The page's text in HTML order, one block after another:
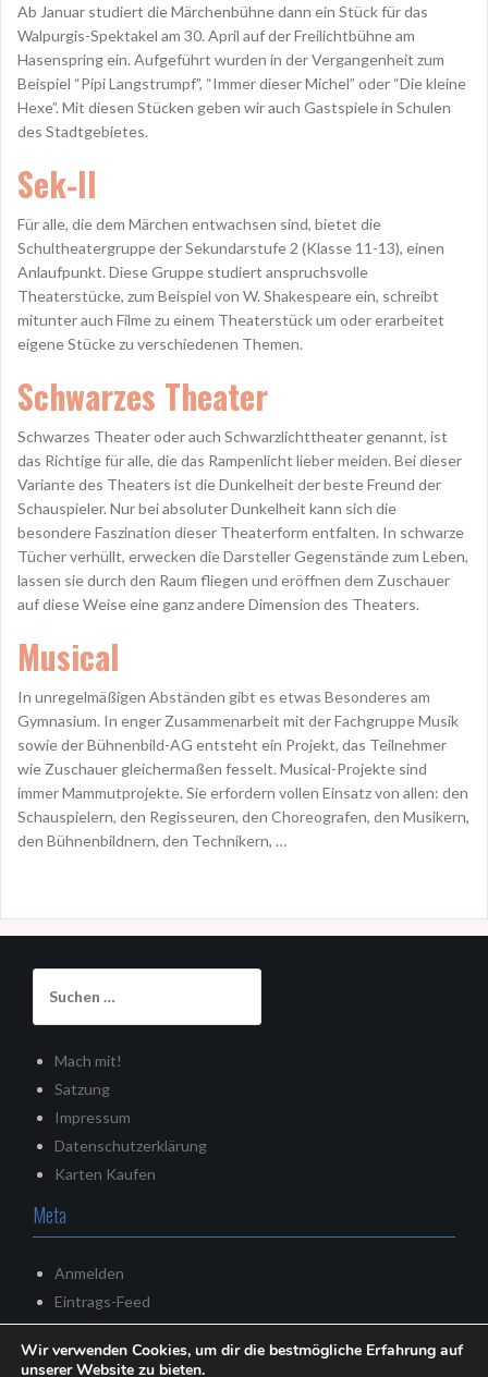
Ab Januar studiert die Märchenbühne dann ein Stück für das
Walpurgis-Spektakel am 30. April auf der Freilichtbühne am
Hasenspring ein. Aufgeführt wurden in der Vergangenheit zum
Beispiel “Pipi Langstrumpf”, “Immer dieser Michel” oder “Die kleine
Hexe”. Mit diesen Stücken geben wir auch Gastspiele in Schulen
des Stadtgebietes.
Sek-II
Für alle, die dem Märchen entwachsen sind, bietet die
Schultheatergruppe der Sekundarstufe 2 (Klasse 11-13), einen
Anlaufpunkt. Diese Gruppe studiert anspruchsvolle
Theaterstücke, zum Beispiel von W. Shakespeare ein, schreibt
mitunter auch Filme zu einem Theaterstück um oder erarbeitet
eigene Stücke zu verschiedenen Themen.
Schwarzes Theater
Schwarzes Theater oder auch Schwarzlichttheater genannt, ist
das Richtige für alle, die das Rampenlicht lieber meiden. Bei dieser
Variante des Theaters ist die Dunkelheit der beste Freund der
Schauspieler. Nur bei absoluter Dunkelheit kann sich die
besondere Faszination dieser Theaterform entfalten. In schwarze
Tücher verhüllt, erwecken die Darsteller Gegenstände zum Leben,
lassen sie durch den Raum fliegen und eröffnen dem Zuschauer
auf diese Weise eine ganz andere Dimension des Theaters.
Musical
In unregelmäßigen Abständen gibt es etwas Besonderes am
Gymnasium. In enger Zusammenarbeit mit der Fachgruppe Musik
sowie der Bühnenbild-AG entsteht ein Projekt, das Teilnehmer
wie Zuschauer gleichermaßen fesselt. Musical-Projekte sind
immer Mammutprojekte. Sie erfordern vollen Einsatz von allen: den
Schauspielern, den Regisseuren, den Choreografen, den Musikern,
den Bühnenbildnern, den Technikern, …
nach:
Mach mit!
Satzung
Impressum
Datenschutzerklärung
Karten Kaufen
Meta
Anmelden
Eintrags-Feed
Kommentar-Feed
WordPress.org
Wir verwenden Cookies, um dir die bestmögliche Erfahrung auf
unserer Website zu bieten.